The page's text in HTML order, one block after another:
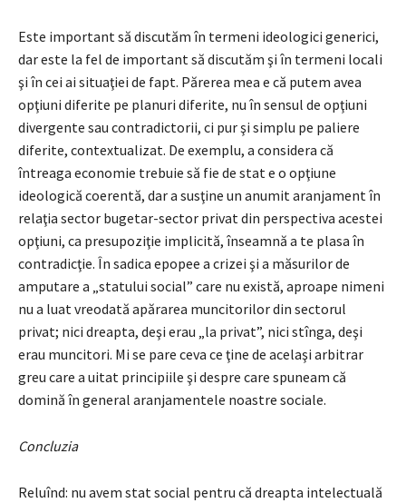
Este important să discutăm în termeni ideologici generici,
dar este la fel de important să discutăm şi în termeni locali
şi în cei ai situaţiei de fapt. Părerea mea e că putem avea
opţiuni diferite pe planuri diferite, nu în sensul de opţiuni
divergente sau contradictorii, ci pur şi simplu pe paliere
diferite, contextualizat. De exemplu, a considera că
întreaga economie trebuie să fie de stat e o opţiune
ideologică coerentă, dar a susţine un anumit aranjament în
relaţia sector bugetar-sector privat din perspectiva acestei
opţiuni, ca presupoziţie implicită, înseamnă a te plasa în
contradicţie. În sadica epopee a crizei şi a măsurilor de
amputare a „statului social” care nu există, aproape nimeni
nu a luat vreodată apărarea muncitorilor din sectorul
privat; nici dreapta, deşi erau „la privat”, nici stînga, deşi
erau muncitori. Mi se pare ceva ce ţine de acelaşi arbitrar
greu care a uitat principiile şi despre care spuneam că
domină în general aranjamentele noastre sociale.
Concluzia
Reluînd: nu avem stat social pentru că dreapta intelectuală